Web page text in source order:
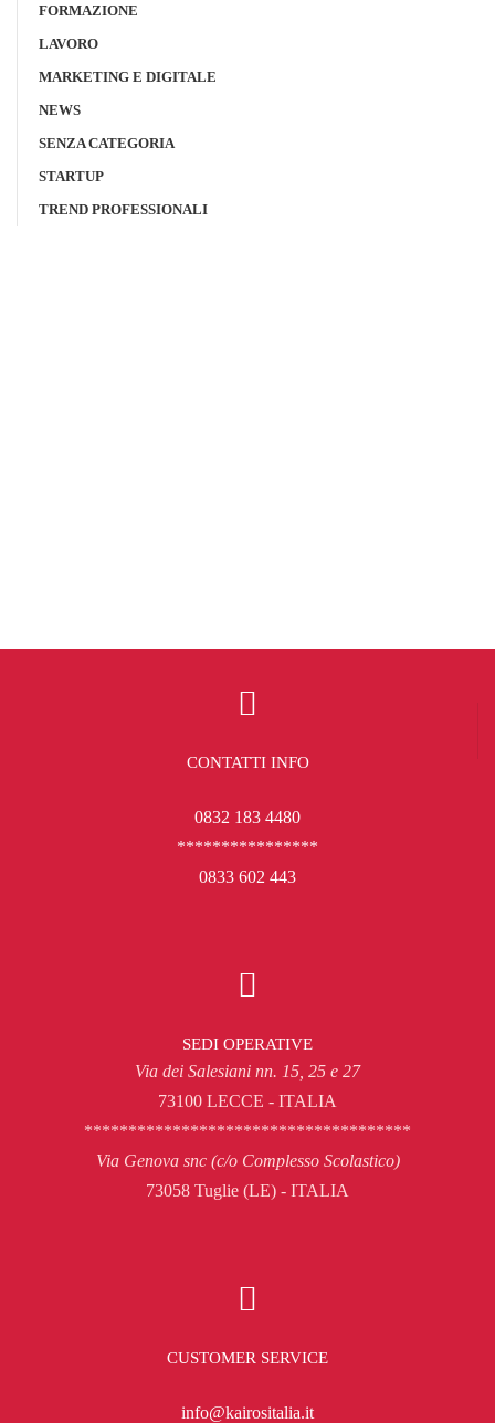
FORMAZIONE
LAVORO
MARKETING E DIGITALE
NEWS
SENZA CATEGORIA
STARTUP
TREND PROFESSIONALI
CONTATTI INFO
0832 183 4480
****************
0833 602 443
SEDI OPERATIVE
Via dei Salesiani nn. 15, 25 e 27
73100 LECCE - ITALIA
*************************************
Via Genova snc (c/o Complesso Scolastico)
73058 Tuglie (LE) - ITALIA
CUSTOMER SERVICE
info@kairositalia.it